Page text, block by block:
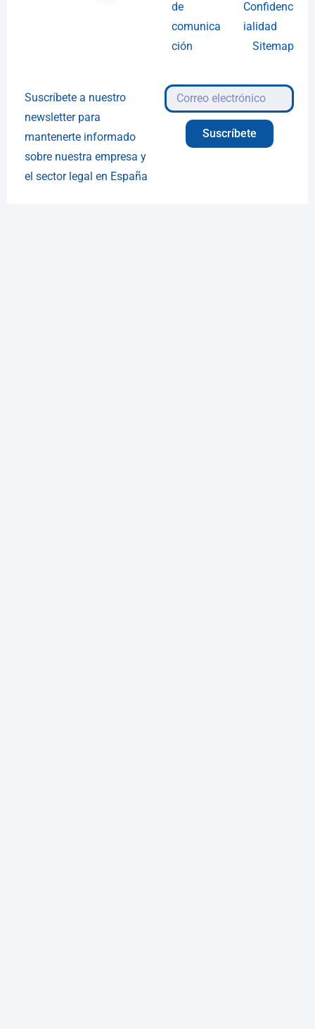
de
comunica
ción
Confidenc
ialidad
Sitemap
Suscríbete a nuestro
newsletter para
mantenerte informado
sobre nuestra empresa y
el sector legal en España
Suscríbete